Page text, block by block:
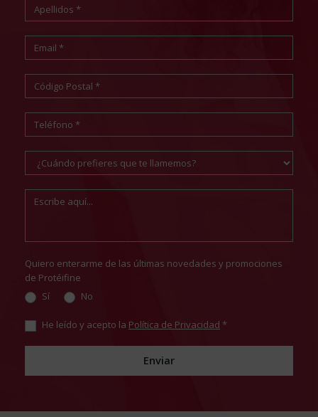
Quiero enterarme de las últimas novedades y promociones
de Protéifine
Sí
No
He leído y acepto la Política de Privacidad *